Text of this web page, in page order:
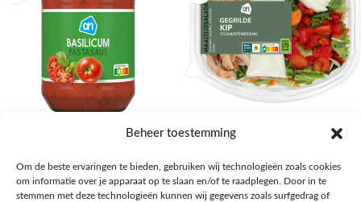
Beheer toestemming
Om de beste ervaringen te bieden, gebruiken wij technologieën zoals cookies
om informatie over je apparaat op te slaan en/of te raadplegen. Door in te
stemmen met deze technologieën kunnen wij gegevens zoals surfgedrag of
€1,59
NAAR AH
Salades,Pizza, Maaltijden
€3,39